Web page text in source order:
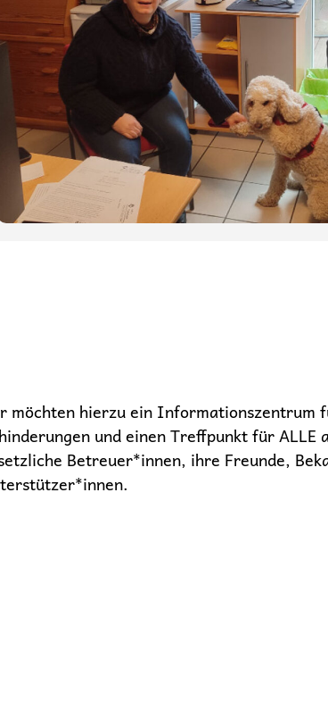
möchten hierzu ein Informationszentrum
und einen Treffpunkt für ALLE
Betreuer*innen, ihre Freunde,